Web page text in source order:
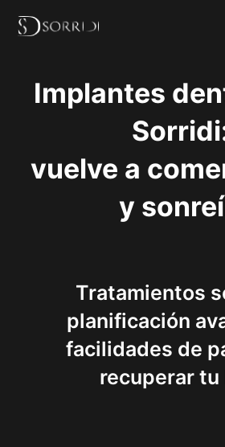
Implantes
vuelve a
y
Tratamientos
planificación
facilidades de
recuperar tu